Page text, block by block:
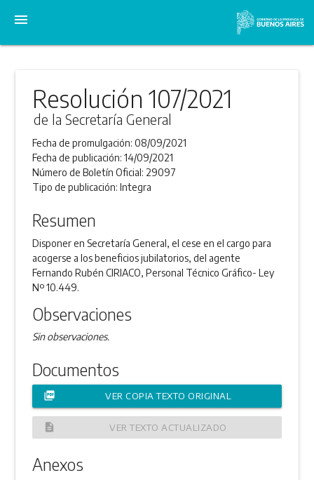
menu
Resolución 107/2021
de la Secretaría General
Fecha de promulgación:08/09/2021
Fecha de publicación:14/09/2021
Número de Boletín Oficial: 29097
Tipo de publicación:Integra
Resumen
Disponer en Secretaría General, el cese en el cargo para
acogerse a los beneficios jubilatorios, del agente
Fernando Rubén CIRIACO, Personal Técnico Gráfico- Ley
Nº 10.449.
Observaciones
Sin observaciones.
Documentos
picture_as_pdf VER COPIA TEXTO ORIGINAL
description VER TEXTO ACTUALIZADO
Anexos